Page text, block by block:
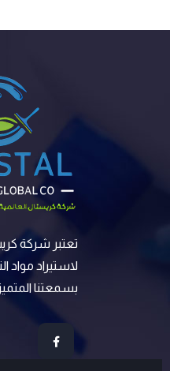
تعتبر شركة
لاستيراد مواد
بسمعتنا